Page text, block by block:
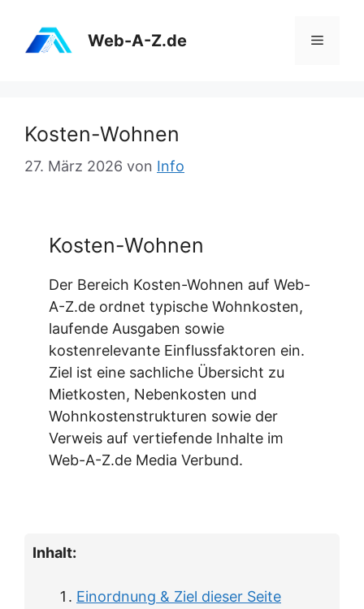
Inhalt
springen
Web-A-Z.de Menü
Kosten-Wohnen
27. März 2026 von Info
Kosten-Wohnen
Der Bereich Kosten-Wohnen auf Web-
A-Z.de ordnet typische Wohnkosten,
laufende Ausgaben sowie
kostenrelevante Einflussfaktoren ein.
Ziel ist eine sachliche Übersicht zu
Mietkosten, Nebenkosten und
Wohnkostenstrukturen sowie der
Verweis auf vertiefende Inhalte im
Web-A-Z.de Media Verbund.
Inhalt:
Einordnung & Ziel dieser Seite